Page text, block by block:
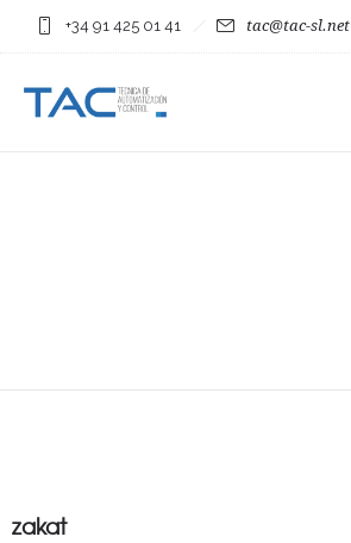
+34 91 425 01 41 tac@tac-sl.net
zakat